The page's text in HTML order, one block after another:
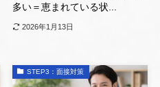
多い＝恵まれている状...
2026年1月13日
STEP3：面接対策